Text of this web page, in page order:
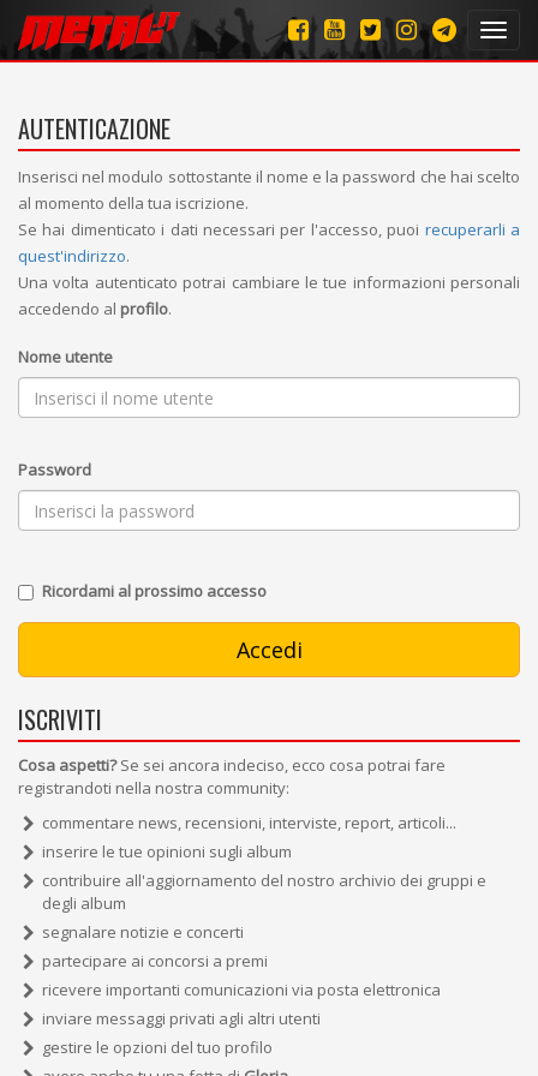
AUTENTICAZIONE
Inserisci nel modulo sottostante il nome e la password che hai scelto
al momento della tua iscrizione.
Se hai dimenticato i dati necessari per l'accesso, puoi recuperarli a
quest'indirizzo.
Una volta autenticato potrai cambiare le tue informazioni personali
accedendo al profilo.
Nome utente
Password
Ricordami al prossimo accesso
ISCRIVITI
Cosa aspetti?Se sei ancora indeciso, ecco cosa potrai fare
registrandoti nella nostra community:
commentare news, recensioni, interviste, report, articoli...
inserire le tue opinioni sugli album
contribuire all'aggiornamento del nostro archivio dei gruppi e
degli album
segnalare notizie e concerti
partecipare ai concorsi a premi
ricevere importanti comunicazioni via posta elettronica
inviare messaggi privati agli altri utenti
gestire le opzioni del tuo profilo